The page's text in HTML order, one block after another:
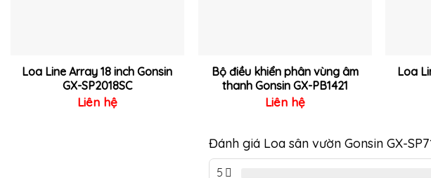
Loa Line Array 18 inch Gonsin
GX-SP2018SC
Liên hệ
Bộ điều khiển phân vùng âm
thanh Gonsin GX-PB1421
Liên hệ
Loa
Đánh giá Loa sân vườn Gonsin GX-
5